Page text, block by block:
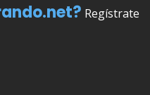
Regístrate